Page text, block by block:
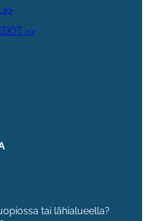
>>
>>
tai lähialueella?